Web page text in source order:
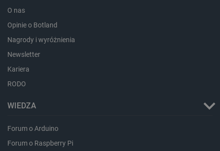
O nas
Opinie o Botland
Nagrody i wyróżnienia
Newsletter
Kariera
RODO
WIEDZA
Forum o Arduino
Forum o Raspberry Pi